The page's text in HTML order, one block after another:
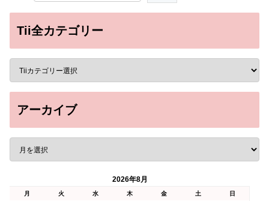
Tii全カテゴリー
アーカイブ
2026年8月
月 火 水 木 金 土
日